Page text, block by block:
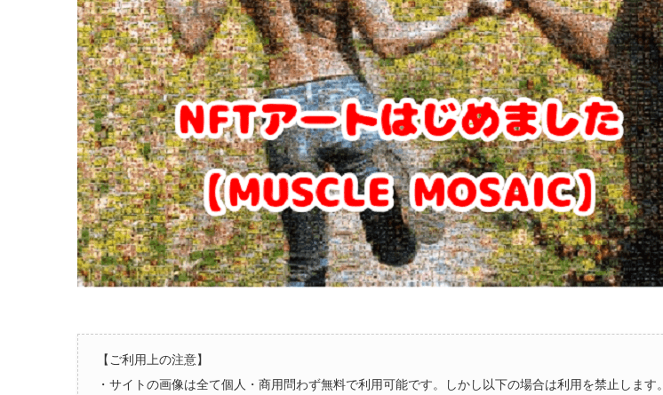
【ご利用上の注意】
・サイトの画像は全て個人・商用問わず無料で利用可能です。しかし以下の場合は利用を禁止します。